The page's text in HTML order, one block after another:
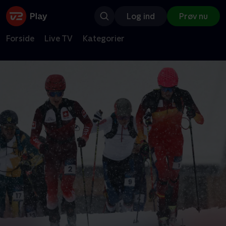
Log ind Prøv nu
Forside Live TV Kategorier